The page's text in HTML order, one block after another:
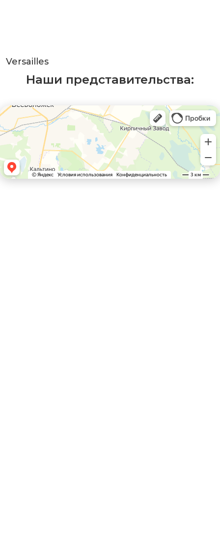
Versailles
Наши представительства: